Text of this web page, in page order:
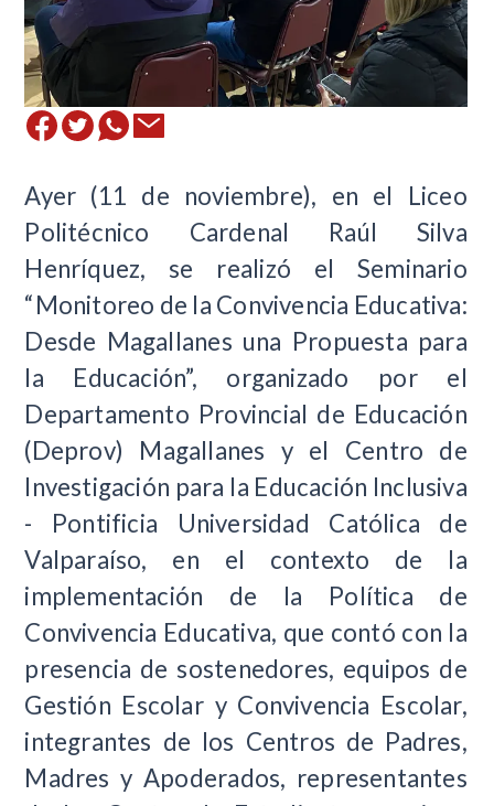
Ayer (11 de noviembre), en el Liceo
Politécnico Cardenal Raúl Silva
Henríquez, se realizó el Seminario
“Monitoreo de la Convivencia Educativa:
Desde Magallanes una Propuesta para
la Educación”, organizado por el
Departamento Provincial de Educación
(Deprov) Magallanes y el Centro de
Investigación para la Educación Inclusiva
- Pontificia Universidad Católica de
Valparaíso, en el contexto de la
implementación de la Política de
Convivencia Educativa, que contó con la
presencia de sostenedores, equipos de
Gestión Escolar y Convivencia Escolar,
integrantes de los Centros de Padres,
Madres y Apoderados, representantes